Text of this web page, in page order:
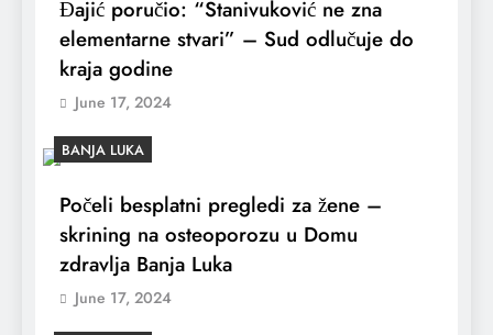
Đajić poručio: “Stanivuković ne zna
elementarne stvari” – Sud odlučuje do
kraja godine
June 17, 2024
BANJA LUKA
Počeli besplatni pregledi za žene –
skrining na osteoporozu u Domu
zdravlja Banja Luka
June 17, 2024